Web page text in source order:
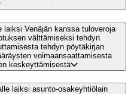
Venäjän kanssa tuloveroja
välttämiseksi tehdyn
tehdyn pöytäkirjan
voimaansaattamisesta
keskeyttämisestä
laiksi asunto-osakeyhtiölain